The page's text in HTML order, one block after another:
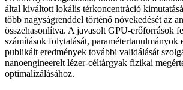
által kiváltott lokális térkoncentráció
több nagyságrenddel történő növekedését az
összehasonlítva. A javasolt GPU-erőforrások
számítások folytatását, paramétertanulmányok
publikált eredmények további validálását
nanoengineerelt lézer-céltárgyak fizikai
optimalizálásához.